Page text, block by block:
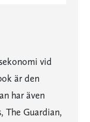
vid
är den
har även
The Guardian,